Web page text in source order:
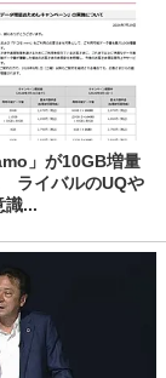
」が10GB増量
ライバルのUQや
識...